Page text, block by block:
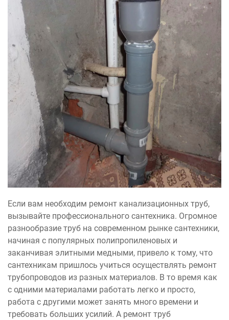
Если вам необходим ремонт канализационных труб,
вызывайте профессионального сантехника. Огромное
разнообразие труб на современном рынке сантехники,
начиная с популярных полипропиленовых и
заканчивая элитными медными, привело к тому, что
сантехникам пришлось учиться осуществлять ремонт
трубопроводов из разных материалов. В то время как
с одними материалами работать легко и просто,
работа с другими может занять много времени и
требовать больших усилий. А ремонт труб